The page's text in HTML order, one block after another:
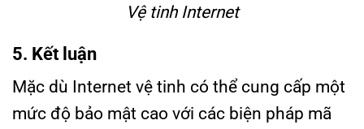
Vệ tinh Internet
5. Kết luận
Mặc dù Internet vệ tinh có thể cung cấp một
mức độ bảo mật cao với các biện pháp mã